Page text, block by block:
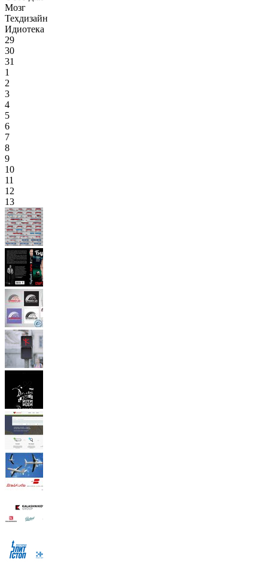
Мозг
Техдизайн
Идиотека
29
30
31
1
2
3
4
5
6
7
8
9
10
11
12
13